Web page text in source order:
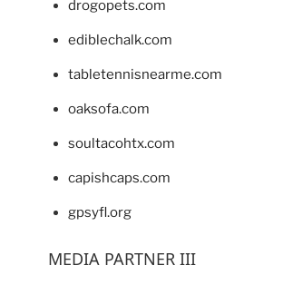
drogopets.com
ediblechalk.com
tabletennisnearme.com
oaksofa.com
soultacohtx.com
capishcaps.com
gpsyfl.org
MEDIA PARTNER III